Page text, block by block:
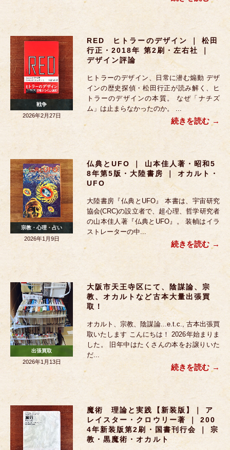
RED ヒトラーのデザイン ｜ 松田
行正・2018年 第2刷・左右社 ｜
デザイン評論
ヒトラーのデザイン、日常に潜む煽動 デザ
インの歴史探偵・松田行正が読み解く、ヒ
トラーのデザインの本質。 なぜ「ナチズ
ム」は止まらなかったのか。 ...
続きを読む
戦争
2026年2月27日
仏典とUFO ｜ 山本佳人著・昭和5
8年第5版・大陸書房 ｜ オカルト・
UFO
大陸書房『仏典とUFO』 本書は、宇宙研究
協会(CRC)の設立者で、超心理、哲学研究者
の山本佳人著『仏典とUFO』。 装幀はイラ
ストレーターの中...
続きを読む
宗教・心理・占い
2026年1月9日
大阪市天王寺区にて、陰謀論、宗
教、オカルトなど古本大量出張買
取！
オカルト、宗教、陰謀論...e.t.c., 古本出張買
取いたします こんにちは！ 2026年始まりま
した。 旧年中はたくさんの本をお譲りいた
だ...
続きを読む
出張買取
2026年1月13日
魔術 理論と実践【新装版】｜ ア
レイスター・クロウリー著 ｜ 200
4年新装版第2刷・国書刊行会 ｜ 宗
教・黒魔術・オカルト